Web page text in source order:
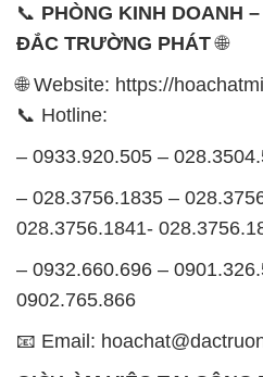
📞 PHÒNG KINH DOANH
ĐẮC TRƯỜNG PHÁT🌐
🌐 Website: https://
📞 Hotline:
– 0933.920.505 –
– 028.3756.1835 –
028.3756.1841-
– 0932.660.696 –
0902.765.866
📧 Email: